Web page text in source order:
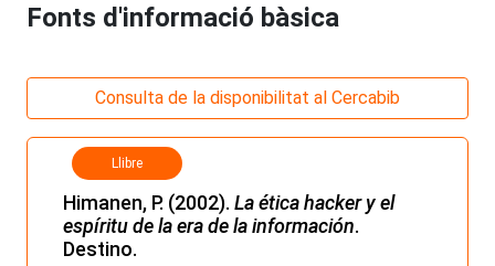
Fonts d'informació bàsica
Consulta de la disponibilitat al Cercabib
Llibre
Himanen, P. (2002). La ética hacker y el
espíritu de la era de la información.
Destino.